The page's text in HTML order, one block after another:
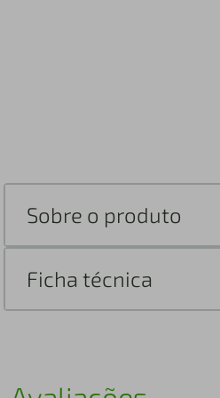
Sobre o produto
Ficha técnica